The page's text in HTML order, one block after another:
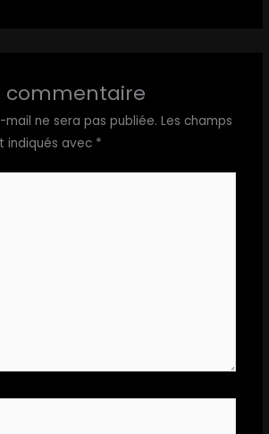
commentaire
ne sera pas publiée. Les champs
indiqués avec *